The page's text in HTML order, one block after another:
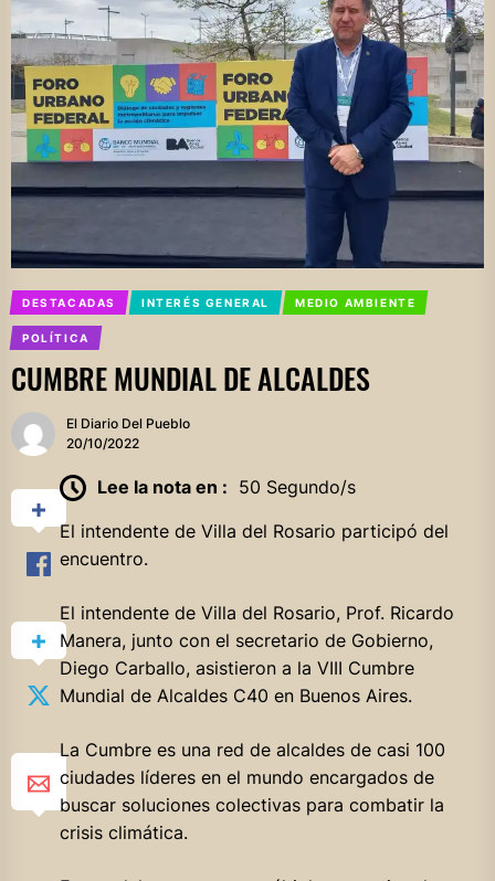
DESTACADAS INTERÉS GENERAL MEDIO AMBIENTE
POLÍTICA
CUMBRE MUNDIAL DE ALCALDES
El Diario Del Pueblo
20/10/2022
Lee la nota en : 50 Segundo/s
El intendente de Villa del Rosario participó del
encuentro.
El intendente de Villa del Rosario, Prof. Ricardo
Manera, junto con el secretario de Gobierno,
Diego Carballo, asistieron a la VIII Cumbre
Mundial de Alcaldes C40 en Buenos Aires.
La Cumbre es una red de alcaldes de casi 100
ciudades líderes en el mundo encargados de
buscar soluciones colectivas para combatir la
crisis climática.